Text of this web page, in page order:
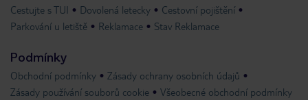
Cestujte s TUI Dovolená letecky
Cestovní pojištění
Parkování u letiště
Reklamace Stav Reklamace
Podmínky
Obchodní podmínky
Zásady ochrany osobních údajů
Zásady používání souborů cookie
Všeobecné obchodní podmínky